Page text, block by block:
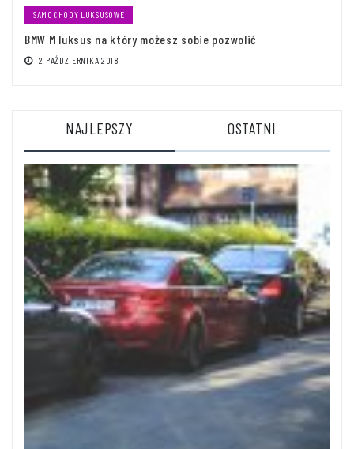
SAMOCHODY LUKSUSOWE
BMW M luksus na który możesz sobie pozwolić
2 PAŹDZIERNIKA 2018
NAJLEPSZY OSTATNI